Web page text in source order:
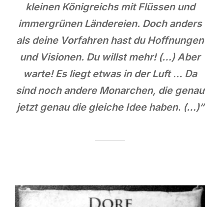
kleinen Königreichs mit Flüssen und
immergrünen Ländereien. Doch anders
als deine Vorfahren hast du Hoffnungen
und Visionen. Du willst mehr! (…) Aber
warte! Es liegt etwas in der Luft … Da
sind noch andere Monarchen, die genau
jetzt genau die gleiche Idee haben. (…)“